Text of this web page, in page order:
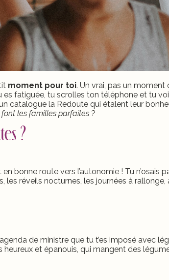
moment pour toi. Un vrai, pas un
es fatiguée, tu scrolles ton téléphone et tu
catalogue la Redoute qui étalent leur
les familles parfaites ?
?
bonne route vers l’autonomie ! Tu n’osais
les réveils nocturnes, les journées à rallonge,
de ministre que tu t’es imposé avec
et épanouis, qui mangent des